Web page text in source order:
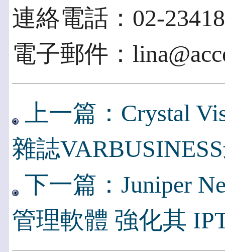
連絡電話：02-
電子郵件：
上一篇：Crystal
雜誌
下一篇：Juniper
管理軟體 強化其